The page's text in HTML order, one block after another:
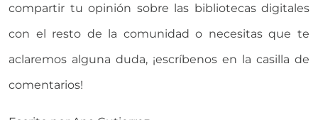
compartir tu opinión sobre las bibliotecas digitales
con el resto de la comunidad o necesitas que te
aclaremos alguna duda, ¡escríbenos en la casilla de
comentarios!